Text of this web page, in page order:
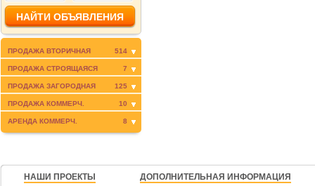
ПРОДАЖА ВТОРИЧНАЯ 514
ПРОДАЖА СТРОЯЩАЯСЯ 7
ПРОДАЖА ЗАГОРОДНАЯ 125
ПРОДАЖА КОММЕРЧ. 10
АРЕНДА КОММЕРЧ. 8
НАШИ ПРОЕКТЫ
ДОПОЛНИТЕЛЬНАЯ ИНФОРМАЦИЯ